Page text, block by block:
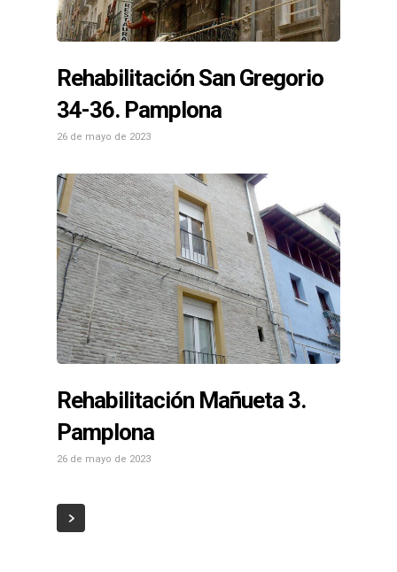
Rehabilitación San Gregorio
34-36. Pamplona
26 de mayo de 2023
Rehabilitación Mañueta 3.
Pamplona
26 de mayo de 2023